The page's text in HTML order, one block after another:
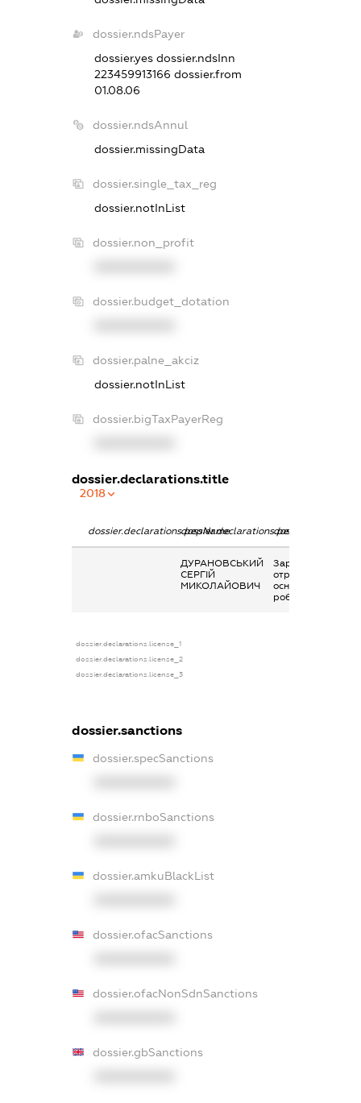
dossier.ndsPayer
dossier.yes dossier.ndsInn
223459913166 dossier.from
01.08.06
dossier.ndsAnnul
dossier.missingData
dossier.single_tax_reg
dossier.notInList
dossier.non_profit
dossier.budget_dotation
dossier.palne_akciz
dossier.notInList
dossier.bigTaxPayerReg
dossier.declarations.title
2018
dossier.declarations.pepNamedossier.declarations.personName
ДУРАНОВСЬКИЙ
СЕРГІЙ
МИКОЛАЙОВИЧ
Заробітна плата
отримана за
основним місцем
роботи
dossier.declarations.license_1
dossier.declarations.license_2
dossier.declarations.license_3
dossier.sanctions
dossier.specSanctions
dossier.rnboSanctions
dossier.amkuBlackList
dossier.ofacSanctions
dossier.ofacNonSdnSanctions
dossier.gbSanctions